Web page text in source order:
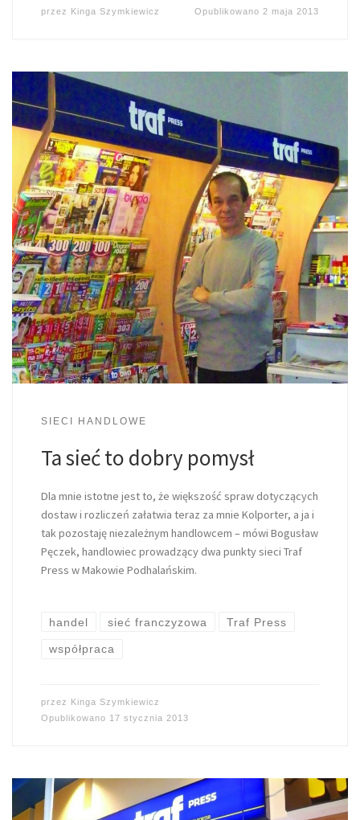
przez Kinga Szymkiewicz Opublikowano 2 maja 2013
SIECI HANDLOWE
Ta sieć to dobry pomysł
Dla mnie istotne jest to, że większość spraw dotyczących
dostaw i rozliczeń załatwia teraz za mnie Kolporter, a ja i
tak pozostaję niezależnym handlowcem – mówi Bogusław
Pęczek, handlowiec prowadzący dwa punkty sieci Traf
Press w Makowie Podhalańskim.
handel sieć franczyzowa Traf Press
współpraca
przez
Kinga Szymkiewicz
Opublikowano 17 stycznia 2013